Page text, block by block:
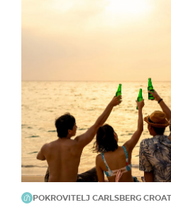
POKROVITELJ CARLSBERG